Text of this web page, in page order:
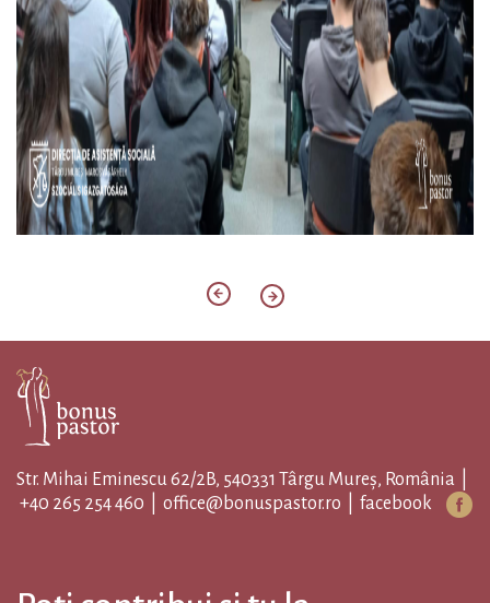
Str. Mihai Eminescu 62/2B, 540331 Târgu Mureș, România |
+40 265 254 460
office@bonuspastor.ro facebook